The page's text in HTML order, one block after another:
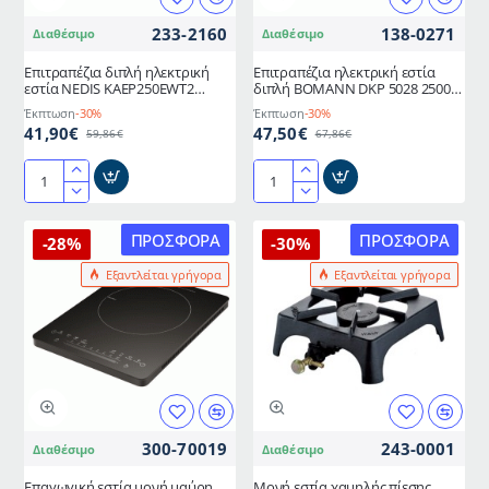
Διαθέσιμο 233-2160
Επιτραπέζια διπλή ηλεκτρική
εστία NEDIS KAEP250EWT2
2500W με προστασία
υπερθέρμανσης
Έκπτωση-30%
41,90€ 59,86€
Επιτραπέζια
ηλεκτρική
εστία
KAEP250EWT2
2500W
με
προστασία
υπερθέρμανσης
Διαθέσιμο 138-0271
Επιτραπέζια ηλεκτρική εστία
διπλή BOMANN DKP 5028 2500W
230V με 2 θερμοστάτες συνεχούς
ρύθμισης
Έκπτωση-30%
47,50€ 67,86€
Επιτραπέζια
εστία
διπλή
5028
2500W
συνεχούς
ΠΡΟΣΦΟΡΆ
Εξαντλείται γρήγορα
-28%
Διαθέσιμο 300-70019
ΠΡΟΣΦΟΡΆ
Εξαντλείται γρήγορα
-30%
Διαθέσιμο 243-0001